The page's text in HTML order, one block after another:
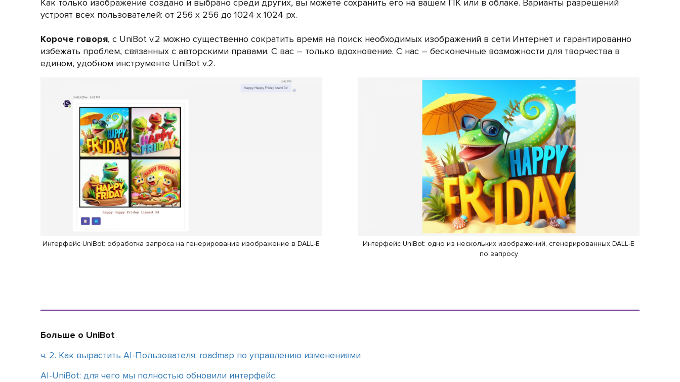
Как только изображение создано и выбрано среди других, вы можете сохранить его на вашем ПК или в облаке. Варианты разрешений
устроят всех пользователей: от 256 х 256 до 1024 х 1024 px.
Короче говоря, с UniBot v.2 можно существенно сократить время на поиск необходимых изображений в сети Интернет и гарантированно
избежать проблем, связанных с авторскими правами. С вас – только вдохновение. С нас – бесконечные возможности для творчества в
едином, удобном инструменте UniBot v.2.
Интерфейс UniBot: обработка запроса на генерирование изображение в DALL-E
Интерфейс UniBot: одно из нескольких изображений, сгенерированных DALL-E
по запросу
Больше о UniBot
ч. 2. Как вырастить AI-Пользователя: roadmap по управлению изменениями
АI-UniBot: для чего мы полностью обновили интерфейс